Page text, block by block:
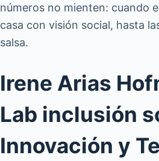
números no mienten: cuando
casa con visión social, hasta
salsa.
Irene Arias
Lab inclusión
Innovación y